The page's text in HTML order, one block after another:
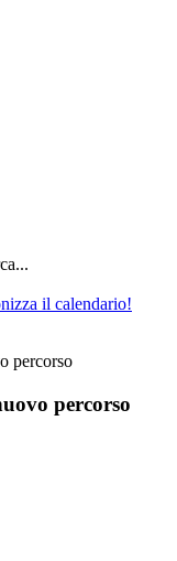
il calendario!
percorso
percorso